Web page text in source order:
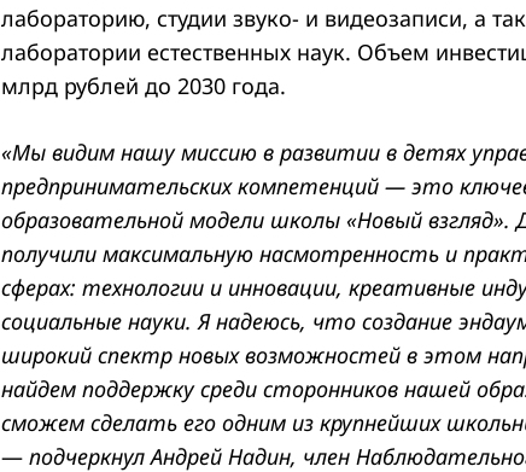
лабораторию, студии звуко- и видеозаписи, а
лаборатории естественных наук. Объем
млрд рублей до 2030 года.
«Мы видим нашу миссию в развитии в детях
предпринимательских компетенций — это
образовательной модели школы «Новый
получили максимальную насмотренность и
сферах: технологии и инновации, креативные
социальные науки. Я надеюсь, что создание
широкий спектр новых возможностей в этом
найдем поддержку среди сторонников нашей
сможем сделать его одним из крупнейших
— подчеркнул Андрей Надин, член